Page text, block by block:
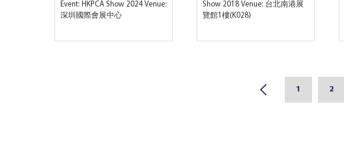
Event: HKPCA Show 2024 Venue:
深圳國際會展中心
Show 2018 Venue: 台北南港展
覽館1樓(K028)
1 2